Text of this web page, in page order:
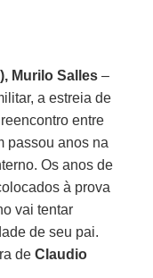
Murilo Salles –
a estreia de
entre
passou anos na
Os anos de
à prova
vai tentar
de seu pai.
deClaudio